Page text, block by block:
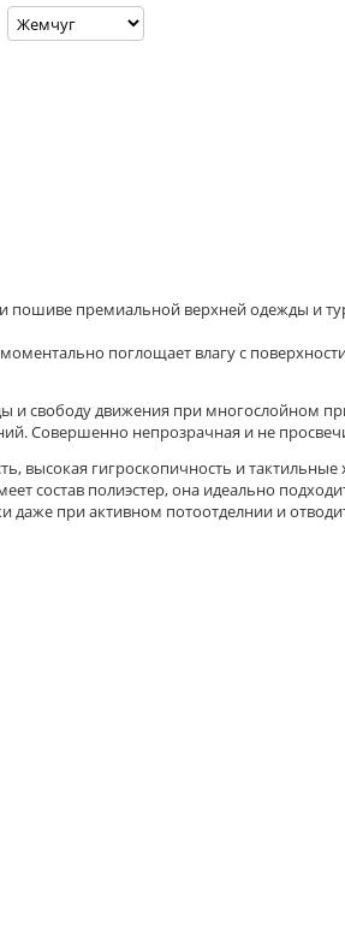
пошиве премиальной верхней одежды и
поглощает влагу с
и свободу движения при многослойном
Совершенно непрозрачная и не
высокая гигроскопичность и
состав полиэстер, она идеально
при активном потоотделнии и